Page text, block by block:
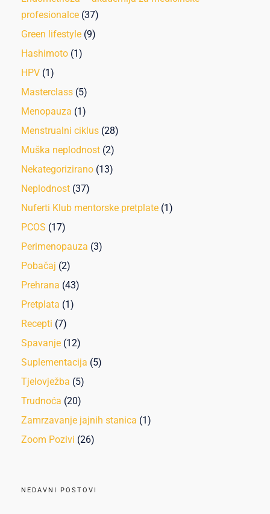
profesionalce (37)
Green lifestyle (9)
Hashimoto (1)
HPV (1)
Masterclass (5)
Menopauza (1)
Menstrualni ciklus (28)
Muška neplodnost (2)
Nekategorizirano (13)
Neplodnost (37)
Nuferti Klub mentorske pretplate (1)
PCOS (17)
Perimenopauza (3)
Pobačaj (2)
Prehrana (43)
Pretplata (1)
Recepti (7)
Spavanje (12)
Suplementacija (5)
Tjelovježba (5)
Trudnoća (20)
Zamrzavanje jajnih stanica (1)
Zoom Pozivi (26)
NEDAVNI POSTOVI